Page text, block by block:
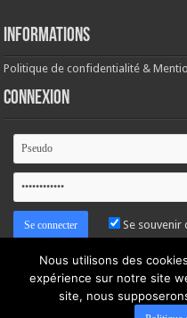
Informations
Politique de confidentialité &
Connexion
Se souvenir
Mot de passe oublié ?
Nous utilisons des
expérience sur notre site
site, nous